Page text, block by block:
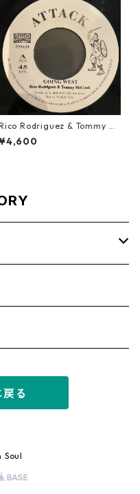
Rodriguez & Tommy Mc
Cook - Going West【7-2198
3】
¥4,600
る
Soul